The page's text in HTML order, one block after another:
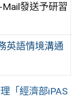
發送予研習
英語情境溝通
「經濟部iPAS